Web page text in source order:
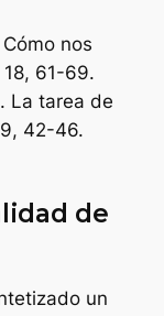
nos
18, 61-69.
La tarea de
42-46.
de
un